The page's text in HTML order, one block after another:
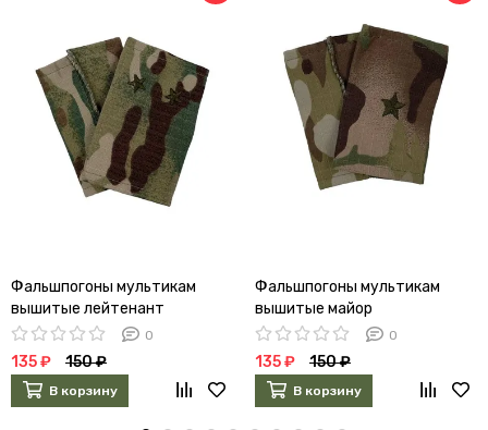
Фальшпогоны мультикам
вышитые лейтенант
0
135 ₽ 150 ₽
В корзину
Фальшпогоны мультикам
вышитые майор
0
135 ₽ 150 ₽
В корзину